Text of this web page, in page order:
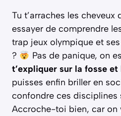
Tu t’arraches les cheveux
essayer de comprendre
trap jeux olympique et
?
Pas de panique, on
t’expliquer sur la fosse et
puisses enfin briller en
confondre ces disciplines
Accroche-toi bien, car on